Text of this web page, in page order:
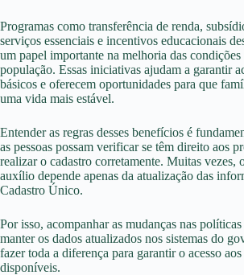
Programas como transferência de renda,
serviços essenciais e incentivos educacionais
um papel importante na melhoria das condições
população. Essas iniciativas ajudam a garantir
básicos e oferecem oportunidades para que
uma vida mais estável.
Entender as regras desses benefícios é
as pessoas possam verificar se têm direito aos
realizar o cadastro corretamente. Muitas vezes,
auxílio depende apenas da atualização das
Cadastro Único.
Por isso, acompanhar as mudanças nas
manter os dados atualizados nos sistemas do
fazer toda a diferença para garantir o acesso
disponíveis.